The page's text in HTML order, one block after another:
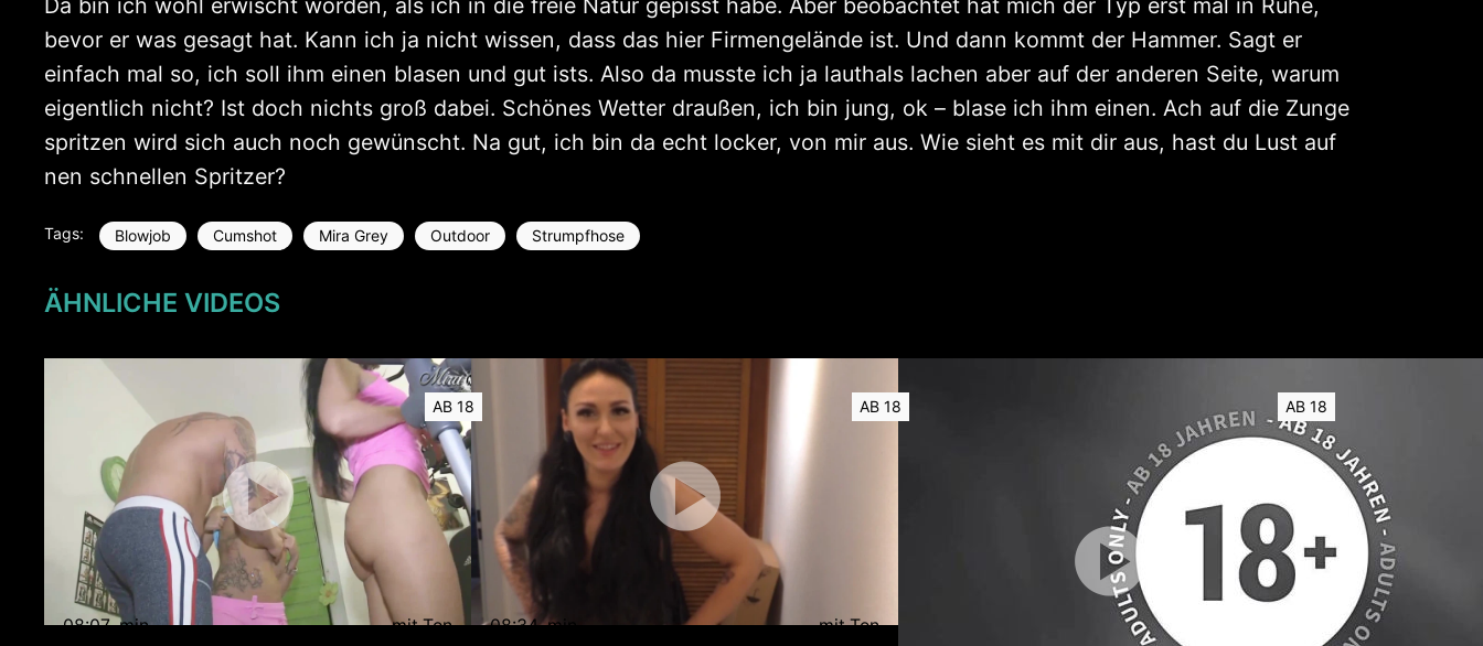
Da bin ich wohl erwischt worden, als ich in die freie Natur gepisst habe. Aber beobachtet hat mich der Typ erst mal in Ruhe,
bevor er was gesagt hat. Kann ich ja nicht wissen, dass das hier Firmengelände ist. Und dann kommt der Hammer. Sagt er
einfach mal so, ich soll ihm einen blasen und gut ists. Also da musste ich ja lauthals lachen aber auf der anderen Seite, warum
eigentlich nicht? Ist doch nichts groß dabei. Schönes Wetter draußen, ich bin jung, ok – blase ich ihm einen. Ach auf die Zunge
spritzen wird sich auch noch gewünscht. Na gut, ich bin da echt locker, von mir aus. Wie sieht es mit dir aus, hast du Lust auf
nen schnellen Spritzer?
Tags: Blowjob Cumshot Mira Grey Outdoor Strumpfhose
ÄHNLICHE VIDEOS
AB 18
08:07 min mit Ton
AB 18
08:34 min mit Ton
AB 18